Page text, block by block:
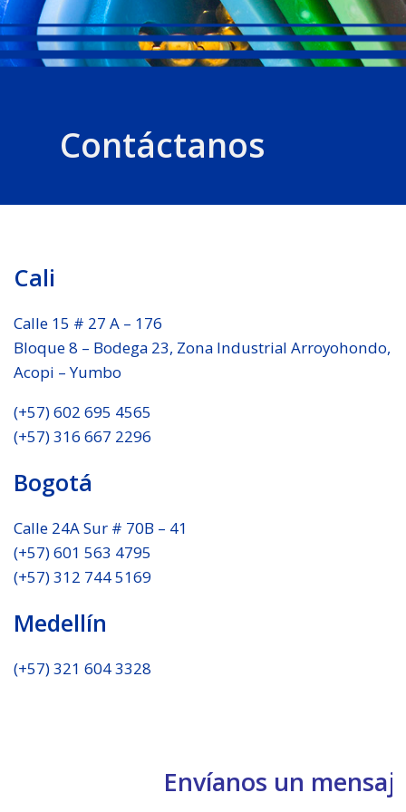
Contáctanos
Cali
Calle 15 # 27 A – 176
Bloque 8 – Bodega 23, Zona Industrial Arroyohondo,
Acopi – Yumbo
(+57) 602 695 4565
(+57) 316 667 2296
Bogotá
Calle 24A Sur # 70B – 41
(+57) 601 563 4795
(+57) 312 744 5169
Medellín
(+57) 321 604 3328
Envíanos un